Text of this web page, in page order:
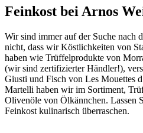
Feinkost bei Arnos
Wir sind immer auf der Suche nach
nicht, dass wir Köstlichkeiten von
haben wie Trüffelprodukte von
(wir sind zertifizierter Händler!),
Giusti und Fisch von Les Mouettes
Martelli haben wir im Sortiment,
Olivenöle von Ölkännchen. Lassen
Feinkost kulinarisch überraschen.